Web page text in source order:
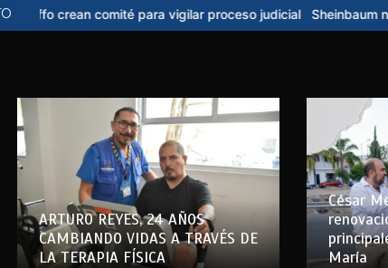
comité para vigilar proceso judicial Sheinbaum no acudirá a
ARTURO REYES, 24 AÑOS
CAMBIANDO VIDAS A TRAVÉS DE
LA TERAPIA FÍSICA
César
María